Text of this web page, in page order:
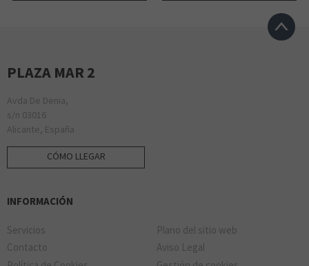
PLAZA MAR 2
Avda De Denia,
s/n 03016
Alicante, España
CÓMO LLEGAR
INFORMACIÓN
Servicios
Plano del sitio web
Contacto
Aviso Legal